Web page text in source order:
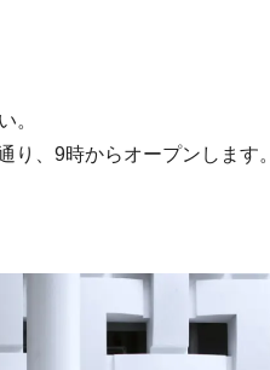
。
、9時からオープンします。